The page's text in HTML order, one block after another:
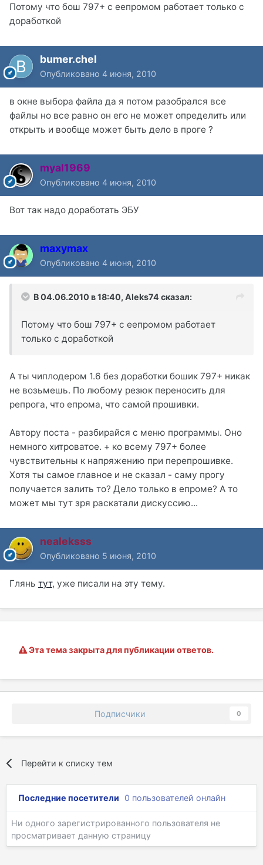
Потому что бош 797+ с еепромом работает только с
доработкой
bumer.chel
Опубликовано 4 июня, 2010
в окне выбора файла да я потом разобрался все
файлы но все равно он его не может определить или
открыть и вообще может быть дело в проге ?
myal1969
Опубликовано 4 июня, 2010
Вот так надо доработать ЭБУ
maxymax
Опубликовано 4 июня, 2010
В 04.06.2010 в 18:40, Aleks74 сказал:
Потому что бош 797+ с еепромом работает
только с доработкой
А ты чиплодером 1.6 без доработки бошик 797+ никак
не возьмешь. По любому резюк переносить для
репрога, что епрома, что самой прошивки.
Автору поста - разбирайся с меню программы. Оно
немного хитроватое. + ко всему 797+ более
чувствительны к напряжению при перепрошивке.
Хотя ты самое главное и не сказал - саму прогу
получается залить то? Дело только в епроме? А то
может мы тут зря раскатали дискуссию...
nealeksss
Опубликовано 5 июня, 2010
Глянь тут, уже писали на эту тему.
Эта тема закрыта для публикации ответов.
Подписчики 0
Перейти к списку тем
Последние посетители 0 пользователей онлайн
Ни одного зарегистрированного пользователя не
просматривает данную страницу